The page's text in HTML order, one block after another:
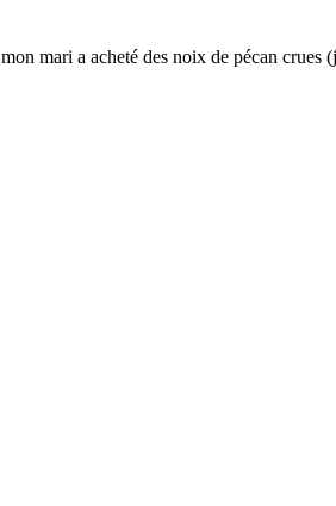
mari a acheté des noix de pécan crues